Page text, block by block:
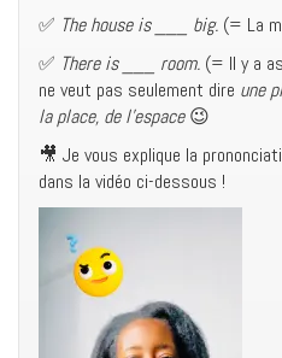
✅ The house is ___ big. (= La
✅ There is ___ room. (= Il y a
ne veut pas seulement dire une
la place, de l’espace😉
🎥 Je vous explique la
dans la vidéo ci-dessous !